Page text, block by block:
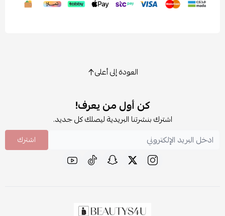
العودة إلى أعلى
كن أول من يعرف!
اشترك بنشرتنا البريدية ليصلك كل جديد.
اشترك